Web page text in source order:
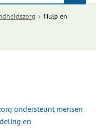
Hulp en
ondersteunt mensen
en